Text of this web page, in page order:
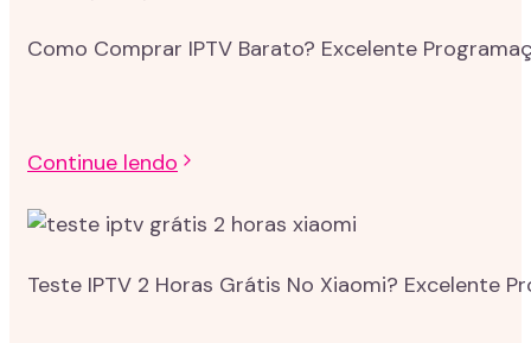
Como Comprar IPTV Barato? Excelente
Continue lendo
Teste IPTV 2 Horas Grátis No Xiaomi? Excelente